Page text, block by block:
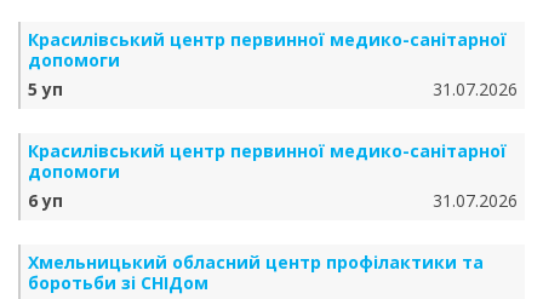
Красилівський центр первинної медико-санітарної
допомоги
5 уп
31.07.2026
Красилівський центр первинної медико-санітарної
допомоги
6 уп
31.07.2026
Хмельницький обласний центр профілактики та
боротьби зі СНІДом